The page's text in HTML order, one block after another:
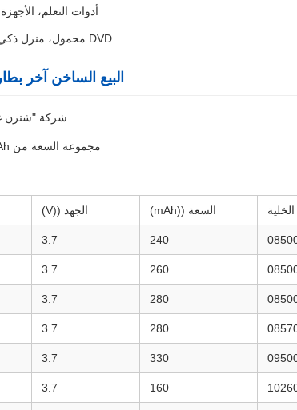
أدوات التعلم،
DVD محمول، منزل ذكي، جهاز كمبيوتر لوحي، مراقبة النبض، موبلي، بنك الطاقة، كاميرا
البيع الساخن آخر
شركة "شنزن
مجموعة السعة من 100mAh إلى 2000mAh، يمكن أن تلبي مختلف أنواع التطبيقات الخاصة بك.
السعة ((mAh) الجهد ((V)
240
3.7
260
3.7
280
3.7
280
3.7
330
3.7
160
3.7